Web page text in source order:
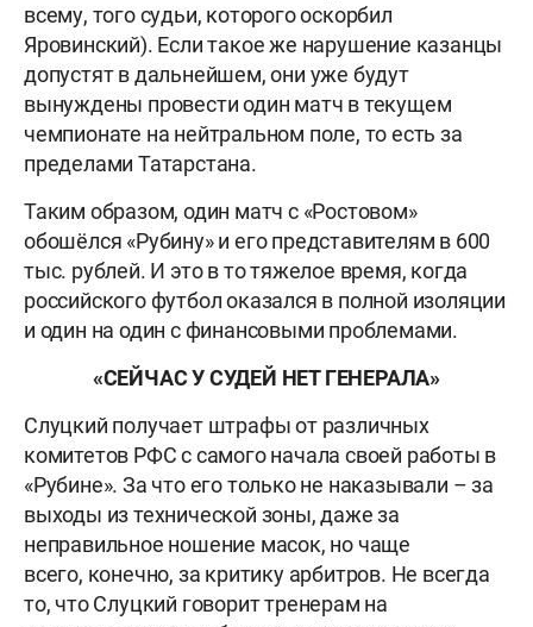
всему, того судьи, которого оскорбил
Яровинский). Если такое же нарушение казанцы
допустят в дальнейшем, они уже будут
вынуждены провести один матч в текущем
чемпионате на нейтральном поле, то есть за
пределами Татарстана.
Таким образом, один матч с «Ростовом»
обошёлся «Рубину» и его представителям в 600
тыс. рублей. И это в то тяжелое время, когда
российского футбол оказался в полной изоляции
и один на один с финансовыми проблемами.
«СЕЙЧАС У СУДЕЙ НЕТ ГЕНЕРАЛА»
Слуцкий получает штрафы от различных
комитетов РФС с самого начала своей работы в
«Рубине». За что его только не наказывали – за
выходы из технической зоны, даже за
неправильное ношение масок, но чаще
всего, конечно, за критику арбитров. Не всегда
то, что Слуцкий говорит тренерам на